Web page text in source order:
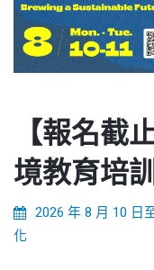
【報名截
境教育培
2026 年 8 月 10 日
化